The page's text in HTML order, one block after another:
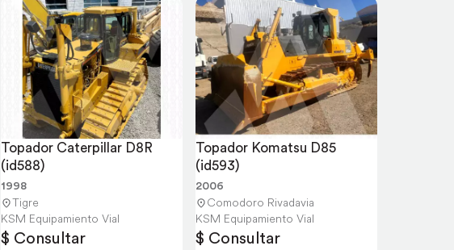
Topador Caterpillar D8R
(id588)
1998
Tigre
KSM Equipamiento Vial
$ Consultar
Topador Komatsu D85
(id593)
2006
Comodoro Rivadavia
KSM Equipamiento Vial
$ Consultar